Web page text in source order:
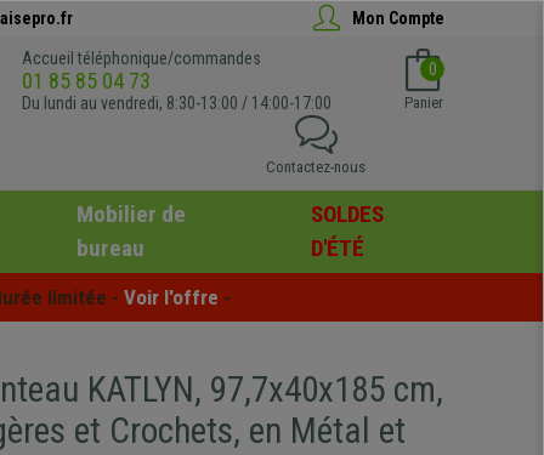
Mon Compte
Accueil téléphonique/commandes
01 85 85 04 73
Du lundi au vendredi, 8:30-13:00 / 14:00-17:00
0
Panier
Contactez-nous
Mobilier de
bureau
SOLDES
D'ÉTÉ
limitée - Voir l'offre -
KATLYN, 97,7x40x185 cm,
et Crochets, en Métal et